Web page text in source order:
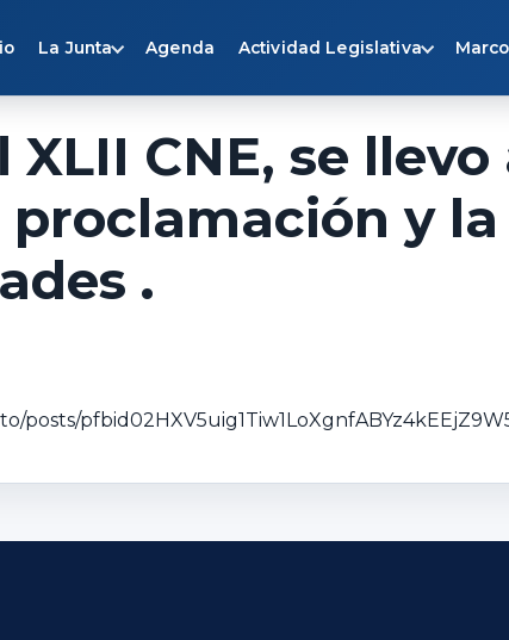
La Junta Agenda Actividad Legislativa
CNE, se
y
.
posts/